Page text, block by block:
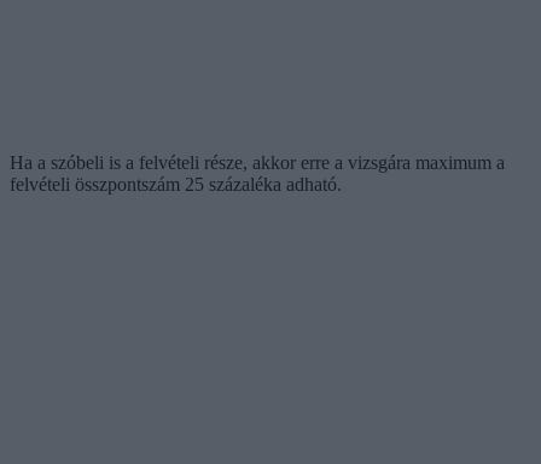
Ha a szóbeli is a felvételi része, akkor erre a vizsgára maximum a
felvételi összpontszám 25 százaléka adható.